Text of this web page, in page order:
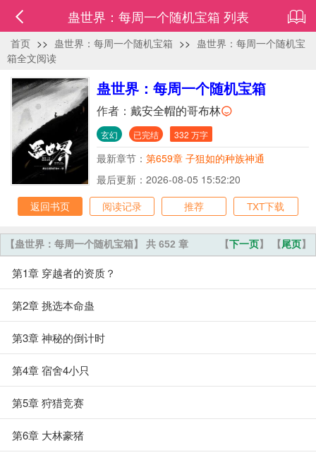
蛊世界：每周一个随机宝箱 列表
首页 >> 蛊世界：每周一个随机宝箱 >> 蛊世界：每周一个随机宝
箱全文阅读
蛊世界：每周一个随机宝箱
作者： 戴安全帽的哥布林
玄幻 已完结 332 万字
最新章节： 第659章 子狙如的种族神通
最后更新：2026-08-05 15:52:20
返回书页
阅读记录 推荐 TXT下载
【下一页】 【尾页】
【蛊世界：每周一个随机宝箱】 共 652 章
第1章 穿越者的资质？
第2章 挑选本命蛊
第3章 神秘的倒计时
第4章 宿舍4小只
第5章 狩猎竞赛
第6章 大林豪猪